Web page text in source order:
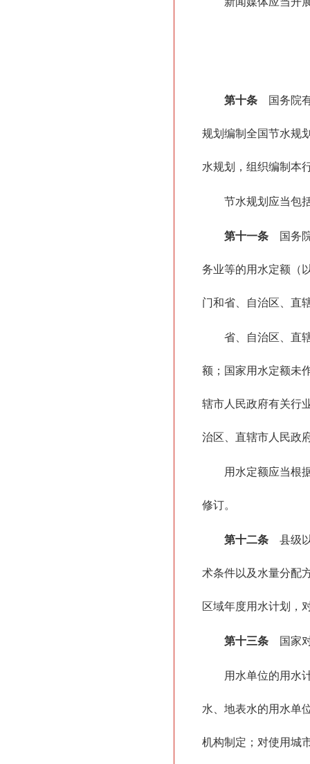
第十条 国务院
规划编制全国节水规
水规划，组织编制本
节水规划应当包
第十一条 国务
务业等的用水定额（
门和省、自治区、直
省、自治区、直
额；国家用水定额未
辖市人民政府有关行
治区、直辖市人民政
用水定额应当根
修订。
第十二条 县级
术条件以及水量分配
区域年度用水计划，
第十三条 国家
用水单位的用水
水、地表水的用水单
机构制定；对使用城